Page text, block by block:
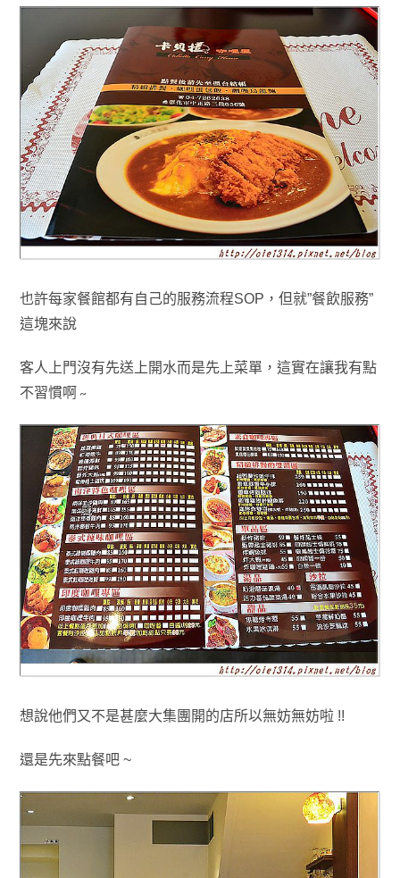
也許每家餐館都有自己的服務流程SOP ， 但就”餐飲服務”
這塊來說
客人上門沒有先送上開水而是先上菜單 ， 這實在讓我有點
不習慣啊 ~
想說他們又不是甚麼大集團開的店所以無妨無妨啦 !!
還是先來點餐吧 ~